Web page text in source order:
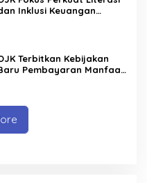
Inklusi Keuangan
Terbitkan Kebijakan
Pembayaran Manfaat